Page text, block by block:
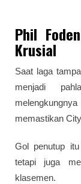
Phil
Krusial
Saat laga
menjadi
memastikan
Gol penutup
tetapi juga
klasemen.